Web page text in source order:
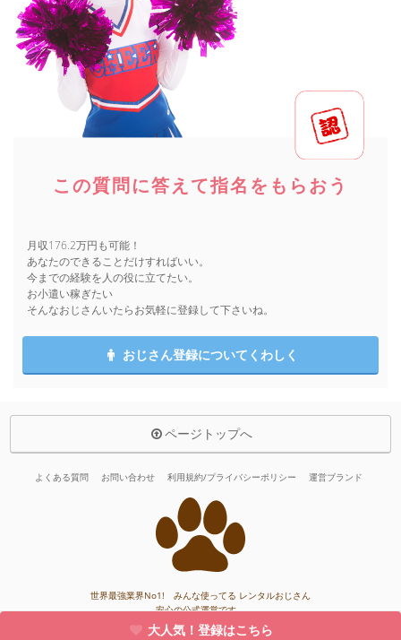
この質問に答えて指名をもらおう
月収176.2万円も可能！
あなたのできることだけすればいい。
今までの経験を人の役に立てたい。
お小遣い稼ぎたい
そんなおじさんいたらお気軽に登録して下さいね。
おじさん登録についてくわしく
ページトップへ
よくある質問 お問い合わせ 利用規約/プライバシーポリシー 運営ブランド
世界最強業界No1! みんな使ってる レンタルおじさん
安心の公式運営です。
大人気！登録はこちら